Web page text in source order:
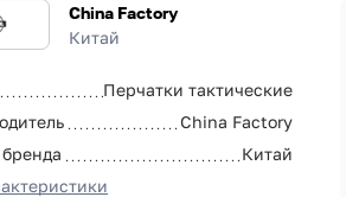
China Factory
Китай
Перчатки тактические
China Factory
Китай